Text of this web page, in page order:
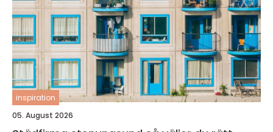
inspiration
05. August 2026